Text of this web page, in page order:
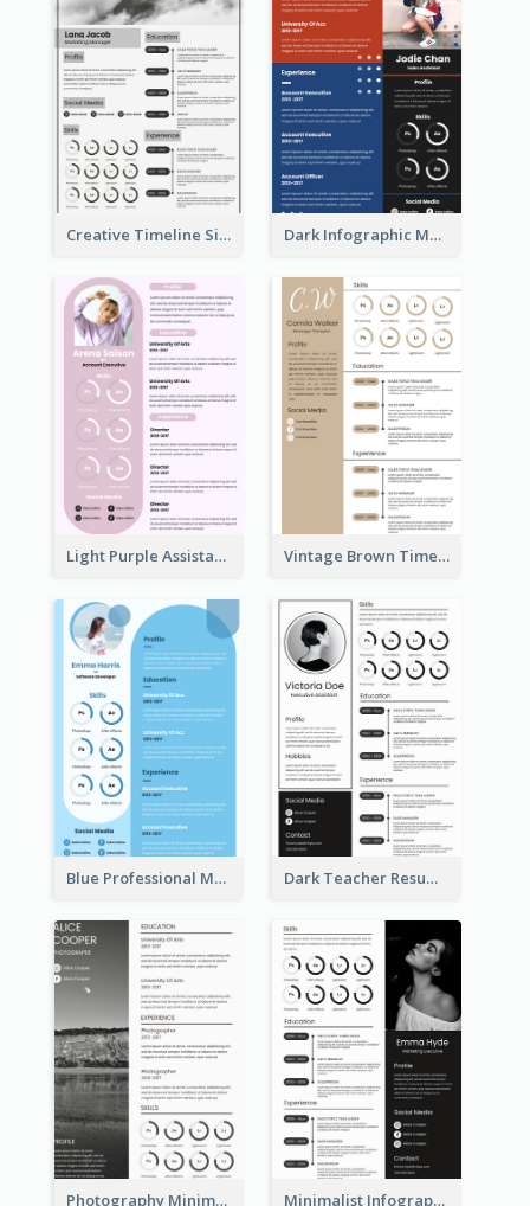
Creative Timeline Simple Resume Dark Infographic Marketing Assistant Resume
Light Purple Assistant Resume Vintage Brown Timeline Resume
Blue Professional Marketing Resume Dark Teacher Resume
Photography Minimalist Design Resume Minimalist Infographic Resume